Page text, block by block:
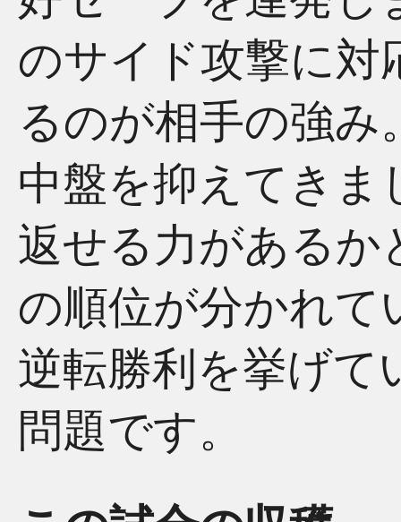
のサイド攻撃に対
るのが相手の強
中盤を抑えてきま
返せる力があるか
の順位が分かれて
逆転勝利を挙げて
問題です。